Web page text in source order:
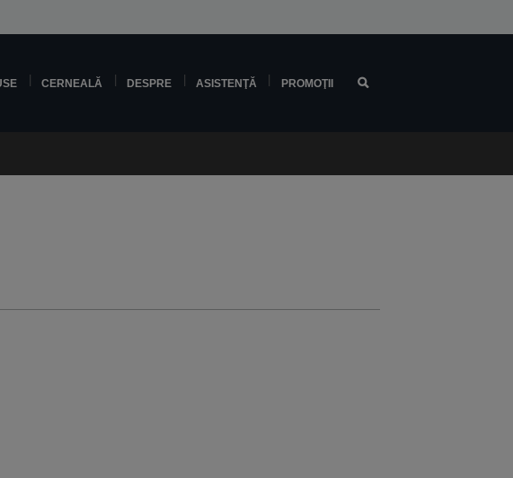
CERNEALĂ DESPRE ASISTENŢĂ PROMOŢII